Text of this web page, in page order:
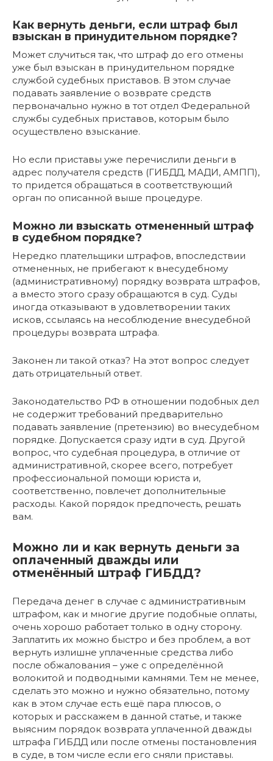
Как вернуть деньги, если штраф был
взыскан в принудительном порядке?
Может случиться так, что штраф до его отмены
уже был взыскан в принудительном порядке
службой судебных приставов. В этом случае
подавать заявление о возврате средств
первоначально нужно в тот отдел Федеральной
службы судебных приставов, которым было
осуществлено взыскание.
Но если приставы уже перечислили деньги в
адрес получателя средств (ГИБДД, МАДИ, АМПП),
то придется обращаться в соответствующий
орган по описанной выше процедуре.
Можно ли взыскать отмененный штраф
в судебном порядке?
Нередко плательщики штрафов, впоследствии
отмененных, не прибегают к внесудебному
(административному) порядку возврата штрафов,
а вместо этого сразу обращаются в суд. Суды
иногда отказывают в удовлетворении таких
исков, ссылаясь на несоблюдение внесудебной
процедуры возврата штрафа.
Законен ли такой отказ? На этот вопрос следует
дать отрицательный ответ.
Законодательство РФ в отношении подобных дел
не содержит требований предварительно
подавать заявление (претензию) во внесудебном
порядке. Допускается сразу идти в суд. Другой
вопрос, что судебная процедура, в отличие от
административной, скорее всего, потребует
профессиональной помощи юриста и,
соответственно, повлечет дополнительные
расходы. Какой порядок предпочесть, решать
вам.
Можно ли и как вернуть деньги за
оплаченный дважды или
отменённый штраф ГИБДД?
Передача денег в случае с административным
штрафом, как и многие другие подобные оплаты,
очень хорошо работает только в одну сторону.
Заплатить их можно быстро и без проблем, а вот
вернуть излишне уплаченные средства либо
после обжалования – уже с определённой
волокитой и подводными камнями. Тем не менее,
сделать это можно и нужно обязательно, потому
как в этом случае есть ещё пара плюсов, о
которых и расскажем в данной статье, и также
выясним порядок возврата уплаченной дважды
штрафа ГИБДД или после отмены постановления
в суде, в том числе если его сняли приставы.